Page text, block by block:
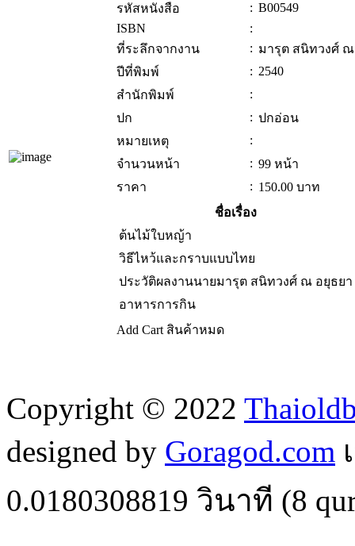
รหัสหนังสือ
: B00549
ISBN
:
ที่ระลึกจากงาน
: มารุต สนิทวงศ์
ปีที่พิมพ์
: 2540
สำนักพิมพ์
:
ปก
: ปกอ่อน
หมายเหตุ
:
จำนวนหน้า
: 99 หน้า
ราคา
: 150.00 บาท
ชื่อเรื่อง
ต้นไม้ใบหญ้า
วิธีไหว้และกราบแบบไทย
ประวัติผลงานนายมารุต สนิทวงศ์ ณ อยุธยา
อาหารการกิน
Add Cart สินค้าหมด
Copyright © 2022
designed by Goragod.com
0.0180308819 วินาที (8